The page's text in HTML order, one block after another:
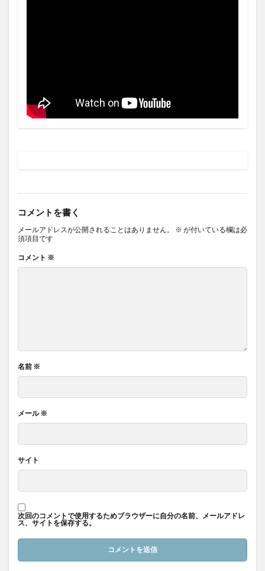
コメントを書く
メールアドレスが公開されることはありません。 ※ が付いている欄は必
須項目です
コメント ※
名前 ※
メール※
サイト
次回のコメントで使用するためブラウザーに自分の名前、メールアドレ
ス、サイトを保存する。